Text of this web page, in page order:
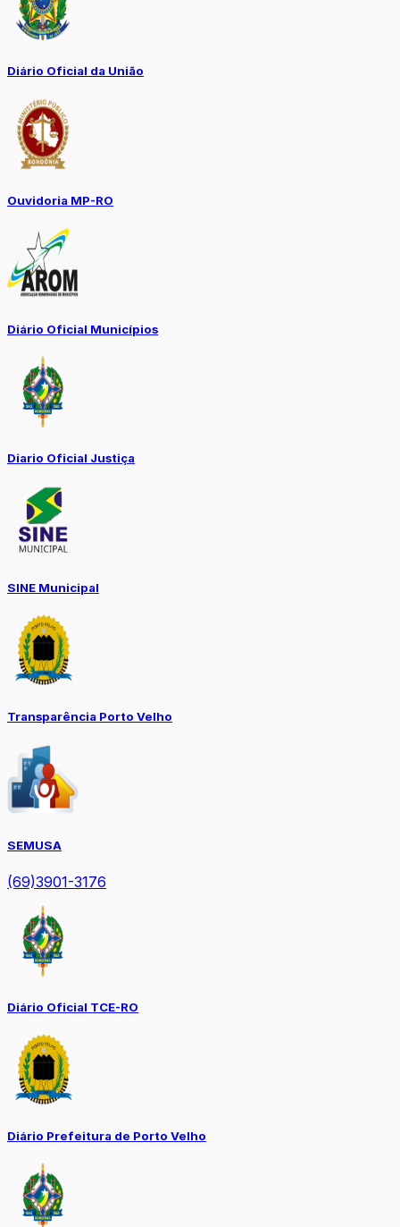
Diário Oficial da União
Ouvidoria MP-RO
Diário Oficial Municípios
Diario Oficial Justiça
SINE Municipal
Transparência Porto Velho
SEMUSA
(69)3901-3176
Diário Oficial TCE-RO
Diário Prefeitura de Porto Velho